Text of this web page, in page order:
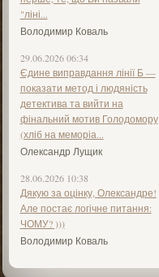
"ліні...
Володимир Коваль
29.06.2026 06:34
Єдине виправдання лінії Б —
показати метод і людяність
детектива та вийти на
фінальний мотив Голодомору
(хліб на меморіа...
Олександр Лущик
28.06.2026 10:38
Дякую за оцінку, Олександре!
Але постає логічне питання:
ЧОМУ? )))
Володимир Коваль